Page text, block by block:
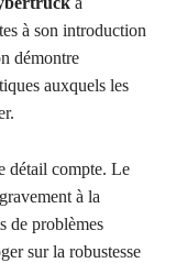
à son introduction
démontre
auxquels les
détail compte. Le
à la
de problèmes
sur la robustesse